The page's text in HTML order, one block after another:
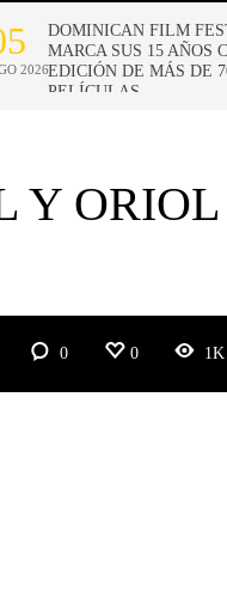
Y ORIOL
0 0 1K